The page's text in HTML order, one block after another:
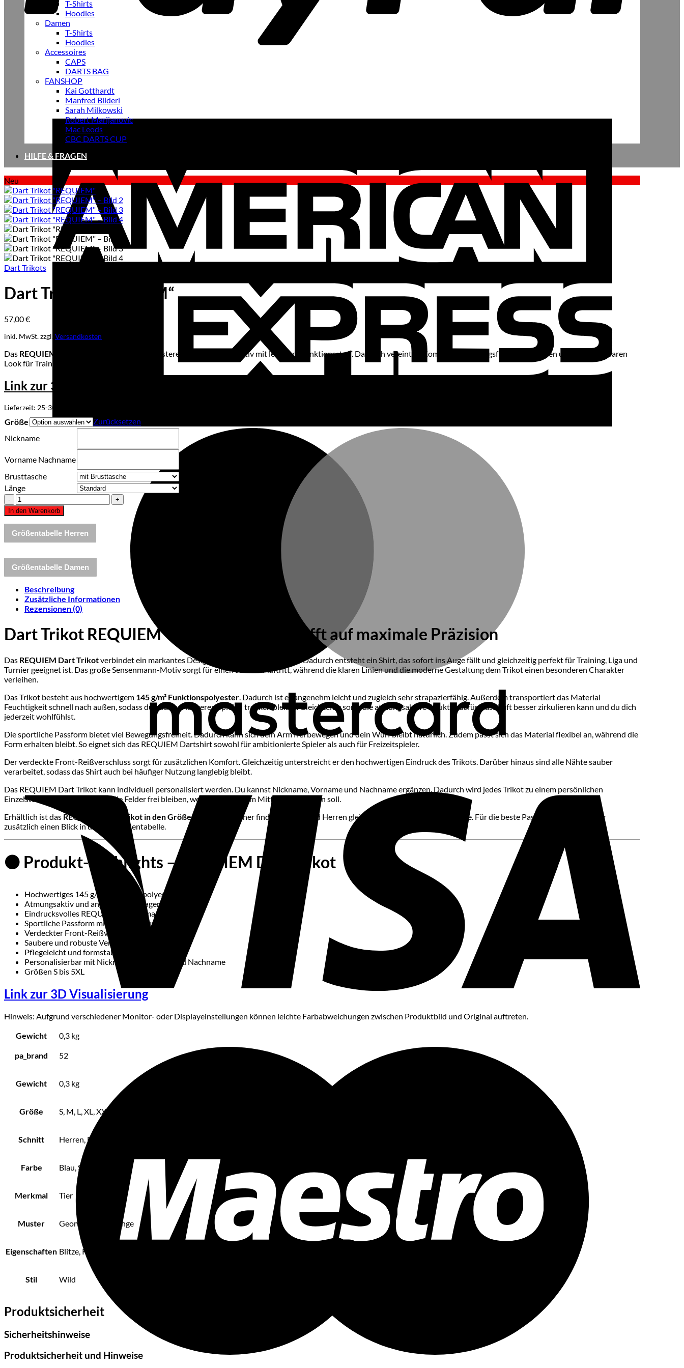
T-Shirts
Hoodies
Damen
T-Shirts
Hoodies
Accessoires
CAPS
DARTS BAG
FANSHOP
Kai Gotthardt
Manfred Bilderl
Sarah Milkowski
Robert Marijanovic
Mac Leods
CBC DARTS CUP
HILFE & FRAGEN
Neu
Dart Trikots
Dart Trikot „REQUIEM“
57,00€
inkl. MwSt.zzgl. Versandkosten
Das REQUIEM Dart Trikot
kombiniert ein düsteres Sensenmann-Motiv mit leichtem Funktionsstoff. Dadurch vereint es Komfort, Bewegungsfreiheit und einen unverwechselbaren
Look für Training, Liga und Turnier.
Link zur 3D Visualisierung
Lieferzeit: 25-30 Tage
Größe
Zurücksetzen
Nickname
Vorname Nachname
Brusttasche
Länge
Dart
Trikot
"REQUIEM"
Menge
In den Warenkorb
Größentabelle Herren
Größentabelle Damen
Beschreibung
Zusätzliche Informationen
Rezensionen (0)
Dart Trikot REQUIEM – Dunkle Eleganz trifft auf maximale Präzision
Das REQUIEM Dart Trikotverbindet ein markantes Design mit hohem Tragekomfort. Dadurch entsteht ein Shirt, das sofort ins Auge fällt und gleichzeitig perfekt für Training, Liga und
Turnier geeignet ist. Das große Sensenmann-Motiv sorgt für einen starken Auftritt, während die klaren Linien und die moderne Gestaltung dem Trikot einen besonderen Charakter
verleihen.
Das Trikot besteht aus hochwertigem 145 g/m² Funktionspolyester . Dadurch ist es angenehm leicht und zugleich sehr strapazierfähig. Außerdem transportiert das Material
Feuchtigkeit schnell nach außen, sodass du auch bei längeren Spielen trocken bleibst. Gleichzeitig sorgt die atmungsaktive Struktur dafür, dass Luft besser zirkulieren kann und du dich
jederzeit wohlfühlst.
Die sportliche Passform bietet viel Bewegungsfreiheit. Dadurch kann sich dein Arm frei bewegen und dein Wurf bleibt natürlich. Zudem passt sich das Material flexibel an, während die
Form erhalten bleibt. So eignet sich das REQUIEM Dartshirt sowohl für ambitionierte Spieler als auch für Freizeitspieler.
Der verdeckte Front-Reißverschluss sorgt für zusätzlichen Komfort. Gleichzeitig unterstreicht er den hochwertigen Eindruck des Trikots. Darüber hinaus sind alle Nähte sauber
verarbeitet, sodass das Shirt auch bei häufiger Nutzung langlebig bleibt.
Das REQUIEM Dart Trikot kann individuell personalisiert werden. Du kannst Nickname, Vorname und Nachname ergänzen. Dadurch wird jedes Trikot zu einem persönlichen
Einzelstück. Alternativ können die Felder frei bleiben, wenn das Motiv im Mittelpunkt stehen soll.
Erhältlich ist das REQUIEM Dart Trikot in den Größen S bis 5XL
. Daher finden Damen und Herren gleichermaßen die passende Größe. Für die beste Passform empfehlen wir
zusätzlich einen Blick in unsere Größentabelle.
⚫ Produkt-Highlights – REQUIEM Dart Trikot
Hochwertiges 145 g/m² Funktionspolyester
Atmungsaktiv und angenehm zu tragen
Eindrucksvolles REQUIEM Sensenmann-Design
Sportliche Passform mit viel Bewegungsfreiheit
Verdeckter Front-Reißverschluss
Saubere und robuste Verarbeitung
Pflegeleicht und formstabil
Personalisierbar mit Nickname sowie Vor- und Nachname
Größen S bis 5XL
Link zur 3D Visualisierung
Hinweis: Aufgrund verschiedener Monitor- oder Displayeinstellungen können leichte Farbabweichungen zwischen Produktbild und Original auftreten.
Gewicht
0,3 kg
pa_brand 52
Gewicht 0,3 kg
Größe S, M, L, XL, XXL, 3XL, 4XL, 5XL
Schnitt Herren, Damen
Farbe Blau, Schwarz
Merkmal Tier
Muster Geometrisch, Grunge
Eigenschaften Blitze, Rauch
Stil Wild
Produktsicherheit
Sicherheitshinweise
Produktsicherheit und Hinweise